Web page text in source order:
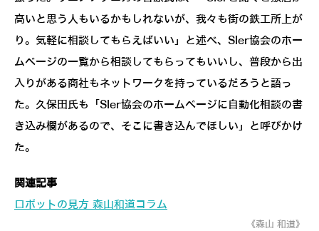
高いと思う人もいるかもしれないが、我々も街の鉄工所上が
り。気軽に相談してもらえばいい」と述べ、SIer協会のホー
ムページの一覧から相談してもらってもいいし、普段から出
入りがある商社もネットワークを持っているだろうと語っ
た。久保田氏も「SIer協会のホームページに自動化相談の書
き込み欄があるので、そこに書き込んでほしい」と呼びかけ
た。
関連記事
ロボットの見方 森山和道コラム
《森山 和道》